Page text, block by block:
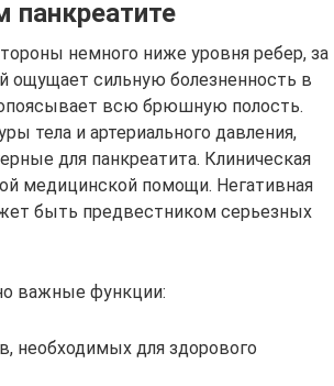
панкреатите
немного ниже уровня ребер, за
ощущает сильную болезненность в
всю брюшную полость.
тела и артериального давления,
для панкреатита. Клиническая
медицинской помощи. Негативная
быть предвестником серьезных
важные функции:
необходимых для здорового